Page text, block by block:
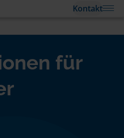
Kontakt
für